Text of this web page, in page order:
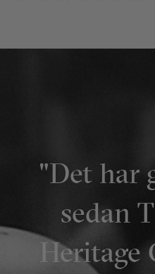
"Det har
sedan
Heritage